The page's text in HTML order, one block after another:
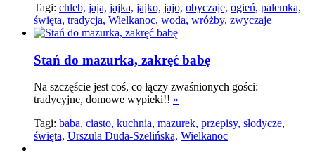
Tagi: chleb, jaja, jajka, jajko, jajo, obyczaje, ogień, palemka,
święta, tradycja, Wielkanoc, woda, wróżby, zwyczaje
Stań do mazurka, zakręć babę
Na szczęście jest coś, co łączy zwaśnionych gości:
tradycyjne, domowe wypieki!! »
Tagi: baba, ciasto, kuchnia, mazurek, przepisy, słodycze,
święta, Urszula Duda-Szelińska, Wielkanoc